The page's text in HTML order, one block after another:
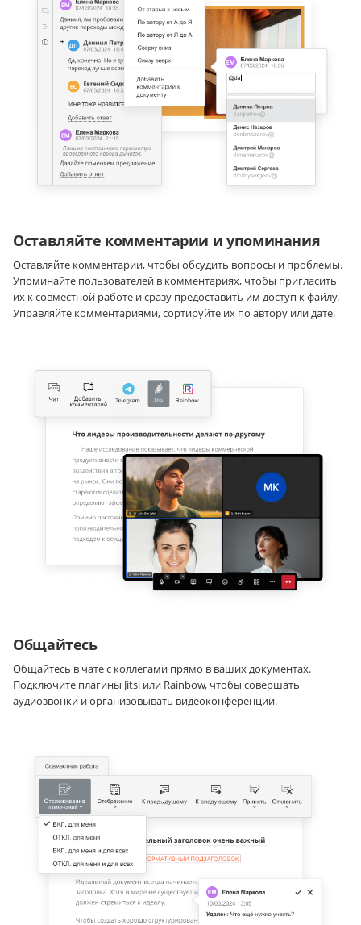
Оставляйте комментарии и упоминания
Оставляйте комментарии, чтобы обсудить вопросы и проблемы.
Упоминайте пользователей в комментариях, чтобы пригласить
их к совместной работе и сразу предоставить им доступ к файлу.
Управляйте комментариями, сортируйте их по автору или дате.
Общайтесь
Общайтесь в чате с коллегами прямо в ваших документах.
Подключите плагины Jitsi или Rainbow, чтобы совершать
аудиозвонки и организовывать видеоконференции.